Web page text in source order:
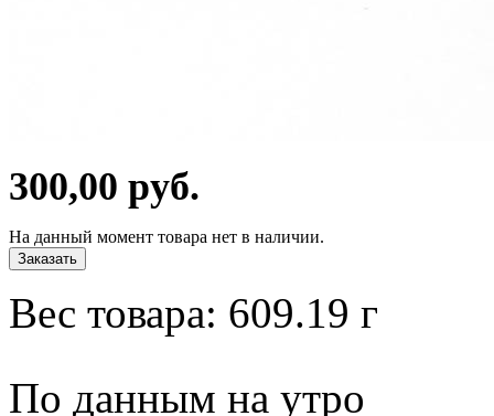
300,00 руб.
На данный момент товара нет в наличии.
Заказать
Вес товара: 609.19 г
По данным на утро